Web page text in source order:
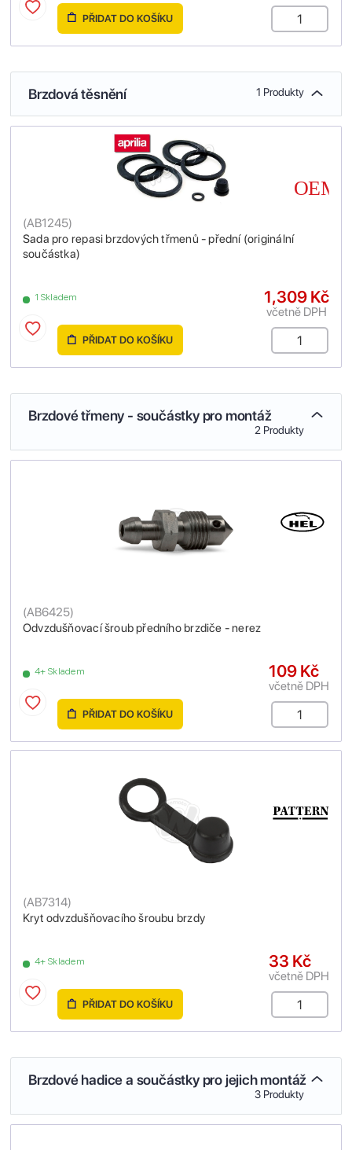
PŘIDAT DO KOŠÍKU
Brzdová těsnění 1 Produkty
Sada pro repasi brzdových třmenů - přední (originální
součástka)
(AB1245)
1 Skladem 1,309 Kč
včetně DPH
PŘIDAT DO KOŠÍKU
Brzdové třmeny - součástky pro montáž
2 Produkty
Odvzdušňovací šroub předního brzdiče - nerez
(AB6425)
4+ Skladem 109 Kč
včetně DPH
PŘIDAT DO KOŠÍKU
Kryt odvzdušňovacího šroubu brzdy
(AB7314)
4+ Skladem 33 Kč
včetně DPH
PŘIDAT DO KOŠÍKU
Brzdové hadice a součástky pro jejich montáž
3 Produkty